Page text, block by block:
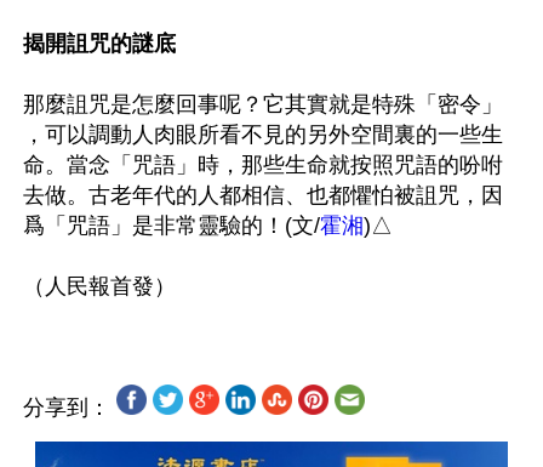
揭開詛咒的謎底
那麼詛咒是怎麼回事呢？它其實就是特殊「密令」
，可以調動人肉眼所看不見的另外空間裏的一些生
命。當念「咒語」時，那些生命就按照咒語的吩咐
去做。古老年代的人都相信、也都懼怕被詛咒，因
爲「咒語」是非常靈驗的！(文/霍湘)△
分享到：